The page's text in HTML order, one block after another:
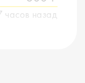
часов назад